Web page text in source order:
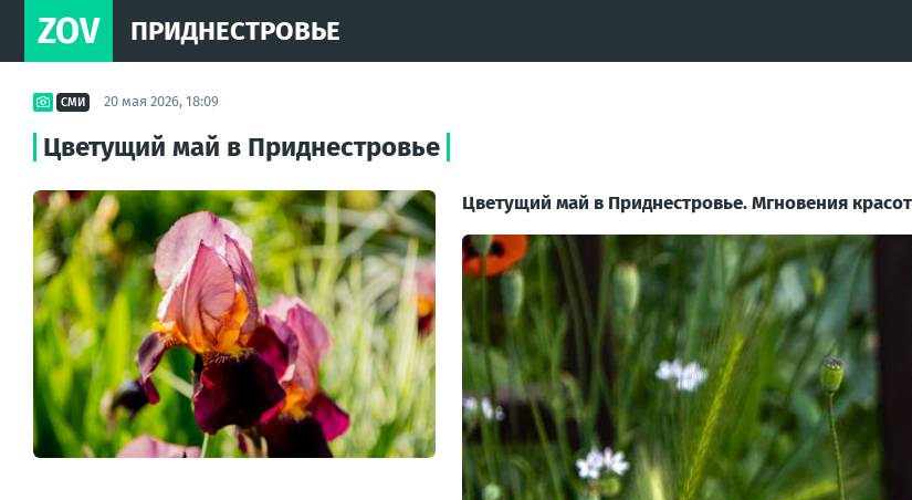
ZOV ПРИДНЕСТРОВЬЕ
СМИ 20 мая 2026, 18:09
Цветущий май в Приднестровье
Цветущий май в Приднестровье. Мгновения